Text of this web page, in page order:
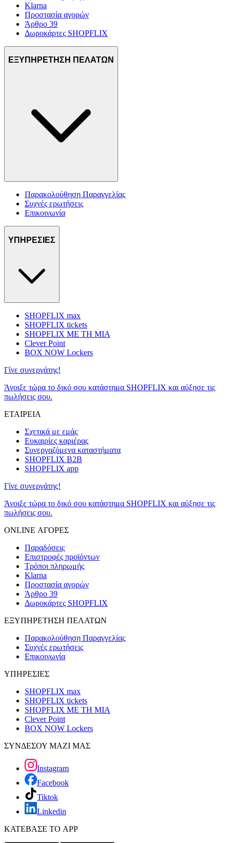
Klarna
Προστασία αγορών
Άρθρο 39
Δωροκάρτες SHOPFLIX
ΕΞΥΠΗΡΕΤΗΣΗ ΠΕΛΑΤΩΝ
Παρακολούθηση Παραγγελίας
Συχνές ερωτήσεις
Επικοινωνία
ΥΠΗΡΕΣΙΕΣ
SHOPFLIX max
SHOPFLIX tickets
SHOPFLIX ΜΕ ΤΗ ΜΙΑ
Clever Point
BOX NOW Lockers
Γίνε συνεργάτης!
Άνοιξε τώρα το δικό σου κατάστημα SHOPFLIX και αύξησε τις
πωλήσεις σου.
ΕΤΑΙΡΕΙΑ
Σχετικά με εμάς
Ευκαιρίες καριέρας
Συνεργαζόμενα καταστήματα
SHOPFLIX B2B
SHOPFLIX app
Γίνε συνεργάτης!
Άνοιξε τώρα το δικό σου κατάστημα SHOPFLIX και αύξησε τις
πωλήσεις σου.
ONLINE ΑΓΟΡΕΣ
Παραδόσεις
Επιστροφές προϊόντων
Τρόποι πληρωμής
Klarna
Προστασία αγορών
Άρθρο 39
Δωροκάρτες SHOPFLIX
ΕΞΥΠΗΡΕΤΗΣΗ ΠΕΛΑΤΩΝ
Παρακολούθηση Παραγγελίας
Συχνές ερωτήσεις
Επικοινωνία
ΥΠΗΡΕΣΙΕΣ
SHOPFLIX max
SHOPFLIX tickets
SHOPFLIX ΜΕ ΤΗ ΜΙΑ
Clever Point
BOX NOW Lockers
ΣΥΝΔΕΣΟΥ ΜΑΖΙ ΜΑΣ
Instagram
Facebook
Tiktok
Linkedin
ΚΑΤΕΒΑΣΕ ΤΟ APP